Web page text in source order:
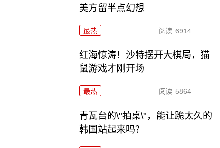
美方留半点幻想
最热 阅读 6914
红海惊涛！沙特摆开大棋局，猫
鼠游戏才刚开场
最热 阅读 5864
青瓦台的\"拍桌\"，能让跪太久的
韩国站起来吗？